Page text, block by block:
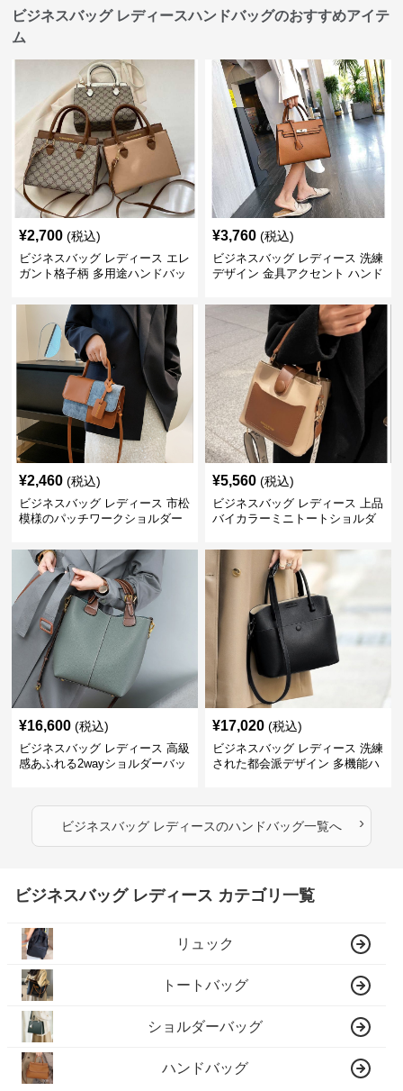
ビジネスバッグ レディースハンドバッグのおすすめアイテ
ム
¥2,700 (税込)
ビジネスバッグ レディース エレ
ガント格子柄 多用途ハンドバッ
¥3,760 (税込)
ビジネスバッグ レディース 洗練
デザイン 金具アクセント ハンド
¥2,460 (税込)
ビジネスバッグ レディース 市松
模様のパッチワークショルダー
¥5,560 (税込)
ビジネスバッグ レディース 上品
バイカラーミニトートショルダ
¥16,600 (税込)
ビジネスバッグ レディース 高級
感あふれる2wayショルダーバッ
¥17,020 (税込)
ビジネスバッグ レディース 洗練
された都会派デザイン 多機能ハ
ビジネスバッグ レディースのハンドバッグ一覧へ ›
ビジネスバッグ レディース カテゴリ一覧
リュック
トートバッグ
ショルダーバッグ
ハンドバッグ